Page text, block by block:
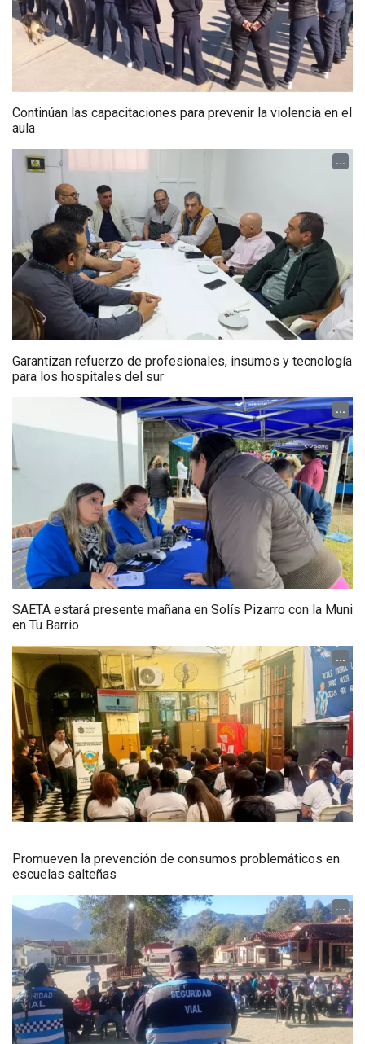
Continúan las capacitaciones para prevenir la violencia en el
aula
...
Garantizan refuerzo de profesionales, insumos y tecnología
para los hospitales del sur
...
SAETA estará presente mañana en Solís Pizarro con la Muni
en Tu Barrio
...
Promueven la prevención de consumos problemáticos en
escuelas salteñas
...